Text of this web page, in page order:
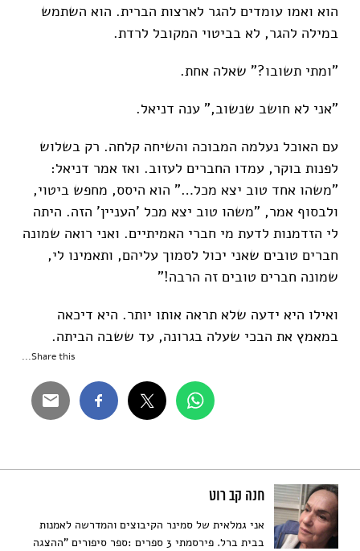
הוא ואמו עומדים להגר לארצות הברית. הוא השתמש
במילה להגר, לא בביטוי המקובל לרדת.
"ומתי תשובו?" שאלה אחת.
"אני לא חושב שנשוב," ענה דניאל.
עם האוכל נעלמה המבוכה והשיחה קלחה. רק בשלוש
לפנות בוקר, עמדו החברים לעזוב. ואז אמר דניאל:
"משהו אחד טוב יצא מכל…" הוא היסס, מחפש ביטוי,
ולבסוף אמר, "משהו טוב יצא מכל 'העניין' הזה. היתה
לי הזדמנות לדעת מי חברי האמיתיים. ואני רואה שמונה
חברים טובים שאני יכול לסמוך עליהם, ותאמינו לי,
שמונה חברים טובים זה הרבה!"
ואילו היא ידעה שלא תראה אותו יותר. היא דיכאה
במאמץ את הבכי שעלה בגרונה, עד ששבה הביתה.
Share this...
חנה קב רוט
אני גמלאית של סמינר הקיבוצים והמדרשה לאמנות
בבית ברל. פירסמתי 3 ספרים :ספר סיפורים "ההצגה